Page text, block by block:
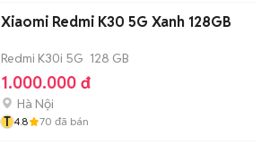
Xiaomi Redmi K30 5G Xanh 128GB
Redmi K30i 5G 128 GB
1.000.000 đ
Hà Nội
T 4.8 70 đã bán